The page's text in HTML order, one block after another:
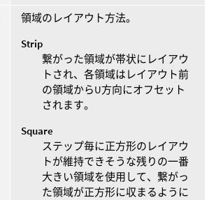
領域のレイアウト方法。
Strip
繋がった領域が帯状にレイアウ
トされ、各領域はレイアウト前
の領域からU方向にオフセット
されます。
Square
ステップ毎に正方形のレイアウ
トが維持できそうな残りの一番
大きい領域を使用して、繋がっ
た領域が正方形に収まるように